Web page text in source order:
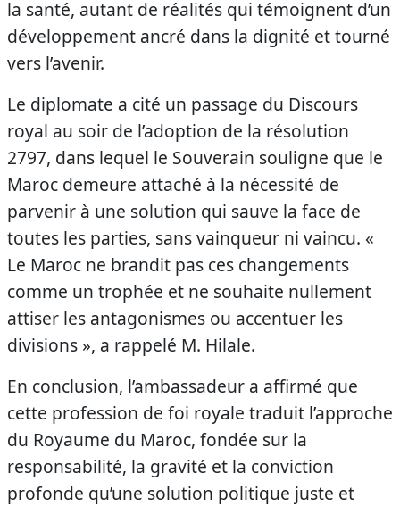
la santé, autant de réalités qui témoignent d’un
développement ancré dans la dignité et tourné
vers l’avenir.
Le diplomate a cité un passage du Discours
royal au soir de l’adoption de la résolution
2797, dans lequel le Souverain souligne que le
Maroc demeure attaché à la nécessité de
parvenir à une solution qui sauve la face de
toutes les parties, sans vainqueur ni vaincu. «
Le Maroc ne brandit pas ces changements
comme un trophée et ne souhaite nullement
attiser les antagonismes ou accentuer les
divisions », a rappelé M. Hilale.
En conclusion, l’ambassadeur a affirmé que
cette profession de foi royale traduit l’approche
du Royaume du Maroc, fondée sur la
responsabilité, la gravité et la conviction
profonde qu’une solution politique juste et